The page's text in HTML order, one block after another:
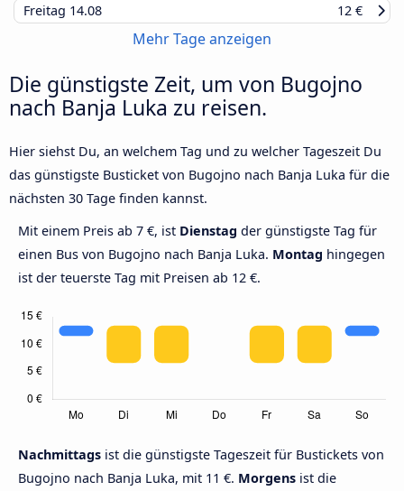
Freitag 14.08 12 €
Mehr Tage anzeigen
Die günstigste Zeit, um von Bugojno
nach Banja Luka zu reisen.
Hier siehst Du, an welchem Tag und zu welcher Tageszeit Du
das günstigste Busticket von Bugojno nach Banja Luka für die
nächsten 30 Tage finden kannst.
Mit einem Preis ab 7 €, ist Dienstag der günstigste Tag für
einen Bus von Bugojno nach Banja Luka. Montag hingegen
ist der teuerste Tag mit Preisen ab 12 €.
Nachmittags ist die günstigste Tageszeit für Bustickets von
Bugojno nach Banja Luka, mit 11 €. Morgens ist die